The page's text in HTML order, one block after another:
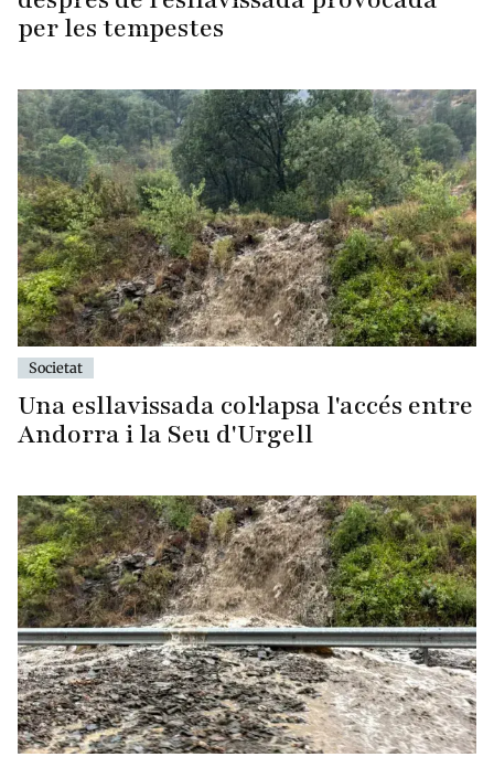
per les tempestes
Societat
Una esllavissada col·lapsa l'accés entre
Andorra i la Seu d'Urgell